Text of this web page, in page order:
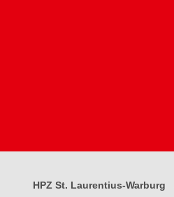
HPZ St. Laurentius-Warburg